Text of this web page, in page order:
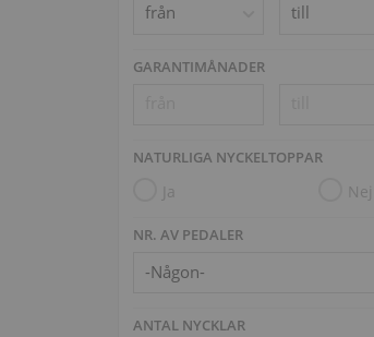
GARANTIMÅNADER
NATURLIGA NYCKELTOPPAR
Ja Nej
NR. AV PEDALER
ANTAL NYCKLAR